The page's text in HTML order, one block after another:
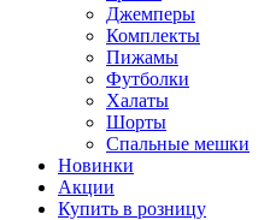
Джемперы
Комплекты
Пижамы
Футболки
Халаты
Шорты
Спальные мешки
Новинки
Акции
Купить в розницу